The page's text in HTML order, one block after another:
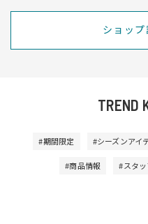
ショッ
TREND
#期間限定 #シーズンアイ
#商品情報 #スタ